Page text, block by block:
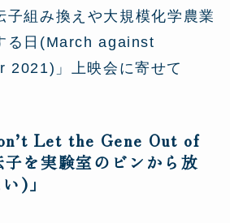
子組み換えや大規模化学農業
る日(March against
2021)」上映会に寄せて
Let the Gene Out of
を実験室のビンから放
)」